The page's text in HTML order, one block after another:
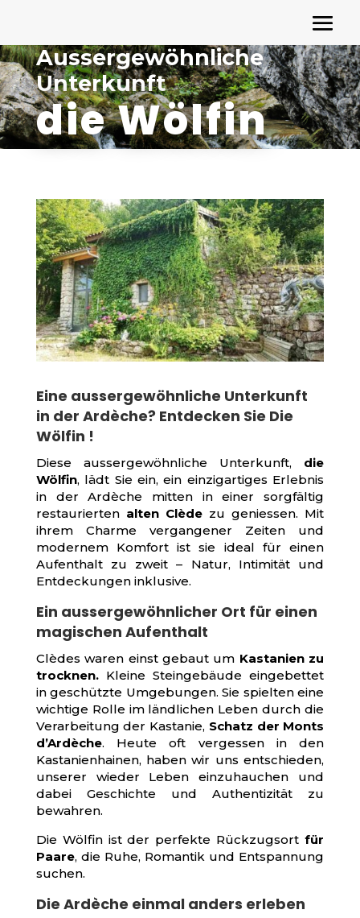
Aussergewöhnliche
Unterkunft
die Wölfin
Eine aussergewöhnliche Unterkunft
in der Ardèche? Entdecken Sie Die
Wölfin !
Diese aussergewöhnliche Unterkunft, die
Wölfin, lädt Sie ein, ein einzigartiges Erlebnis
in der Ardèche mitten in einer sorgfältig
restaurierten alten Clèdezu geniessen. Mit
ihrem Charme vergangener Zeiten und
modernem Komfort ist sie ideal für einen
Aufenthalt zu zweit – Natur, Intimität und
Entdeckungen inklusive.
Ein aussergewöhnlicher Ort für einen
magischen Aufenthalt
Clèdes waren einst gebaut um Kastanien zu
trocknen. Kleine Steingebäude eingebettet
in geschützte Umgebungen. Sie spielten eine
wichtige Rolle im ländlichen Leben durch die
Verarbeitung der Kastanie, Schatz der Monts
d’Ardèche. Heute oft vergessen in den
Kastanienhainen, haben wir uns entschieden,
unserer wieder Leben einzuhauchen und
dabei Geschichte und Authentizität zu
bewahren.
Die Wölfin ist der perfekte Rückzugsortfür
Paare, die Ruhe, Romantik und Entspannung
suchen.
Die Ardèche einmal anders erleben